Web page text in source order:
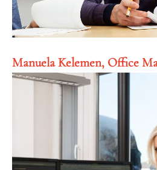
Manuela Kelemen, Office